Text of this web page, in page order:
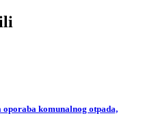
komunalnog otpada,